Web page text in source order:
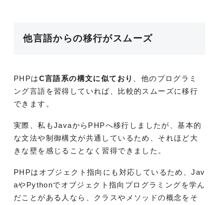
他言語からの移行がスムーズ
PHPはC言語系の構文に似ており
、他のプログラミ
ング言語を習得していれば、比較的スムーズに移行
できます。
実際、私もJavaからPHPへ移行しましたが、基本的
な文法や制御構文が共通しているため、それほど大
きな壁を感じることなく習得できました。
PHPはオブジェクト指向にも対応しているため、Jav
aやPythonでオブジェクト指向プログラミングを学ん
だことがある人なら、クラスやメソッドの概念をそ